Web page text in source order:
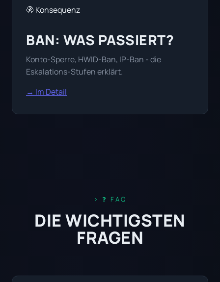
🚷 Konsequenz
BAN: WAS PASSIERT?
Konto-Sperre, HWID-Ban, IP-Ban - die
Eskalations-Stufen erklärt.
→ Im Detail
❓ FAQ
DIE WICHTIGSTEN
FRAGEN